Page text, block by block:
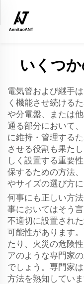
いくつ
電気管および継手
く機能させ続ける
や分電盤、または
通る部分において
に維持・管理する
させる役割も果た
しく設置する重要
保するための方法
やサイズの選び方
何事にも正しい方
事においてはそう言
不適切に設置され
可能性があります
たり、火災の危険
アのような専門家
でしょう。専門家
方法を熟知していま